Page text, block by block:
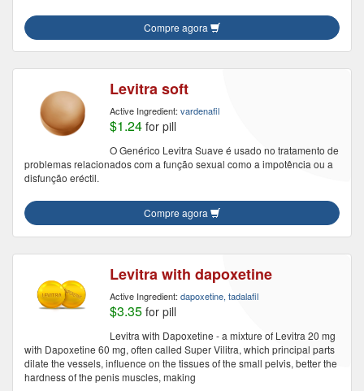
Compre agora
Levitra soft
Active Ingredient: vardenafil
$1.24 for pill
O Genérico Levitra Suave é usado no tratamento de
problemas relacionados com a função sexual como a impotência ou a
disfunção eréctil.
Compre agora
Levitra with dapoxetine
Active Ingredient: dapoxetine, tadalafil
$3.35 for pill
Levitra with Dapoxetine - a mixture of Levitra 20 mg
with Dapoxetine 60 mg, often called Super Vilitra, which principal parts
dilate the vessels, influence on the tissues of the small pelvis, better the
hardness of the penis muscles, making